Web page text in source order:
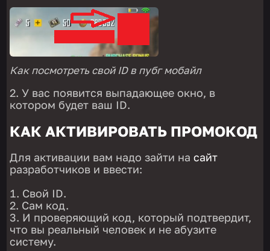
Как посмотреть свой ID в пубг мобайл
У вас появится выпадающее окно, в
котором будет ваш ID.
КАК АКТИВИРОВАТЬ ПРОМОКОД
Для активации вам надо зайти насайт
разработчиков и ввести:
Свой ID.
Сам код.
И проверяющий код, который подтвердит,
что вы реальный человек и не абузите
систему.